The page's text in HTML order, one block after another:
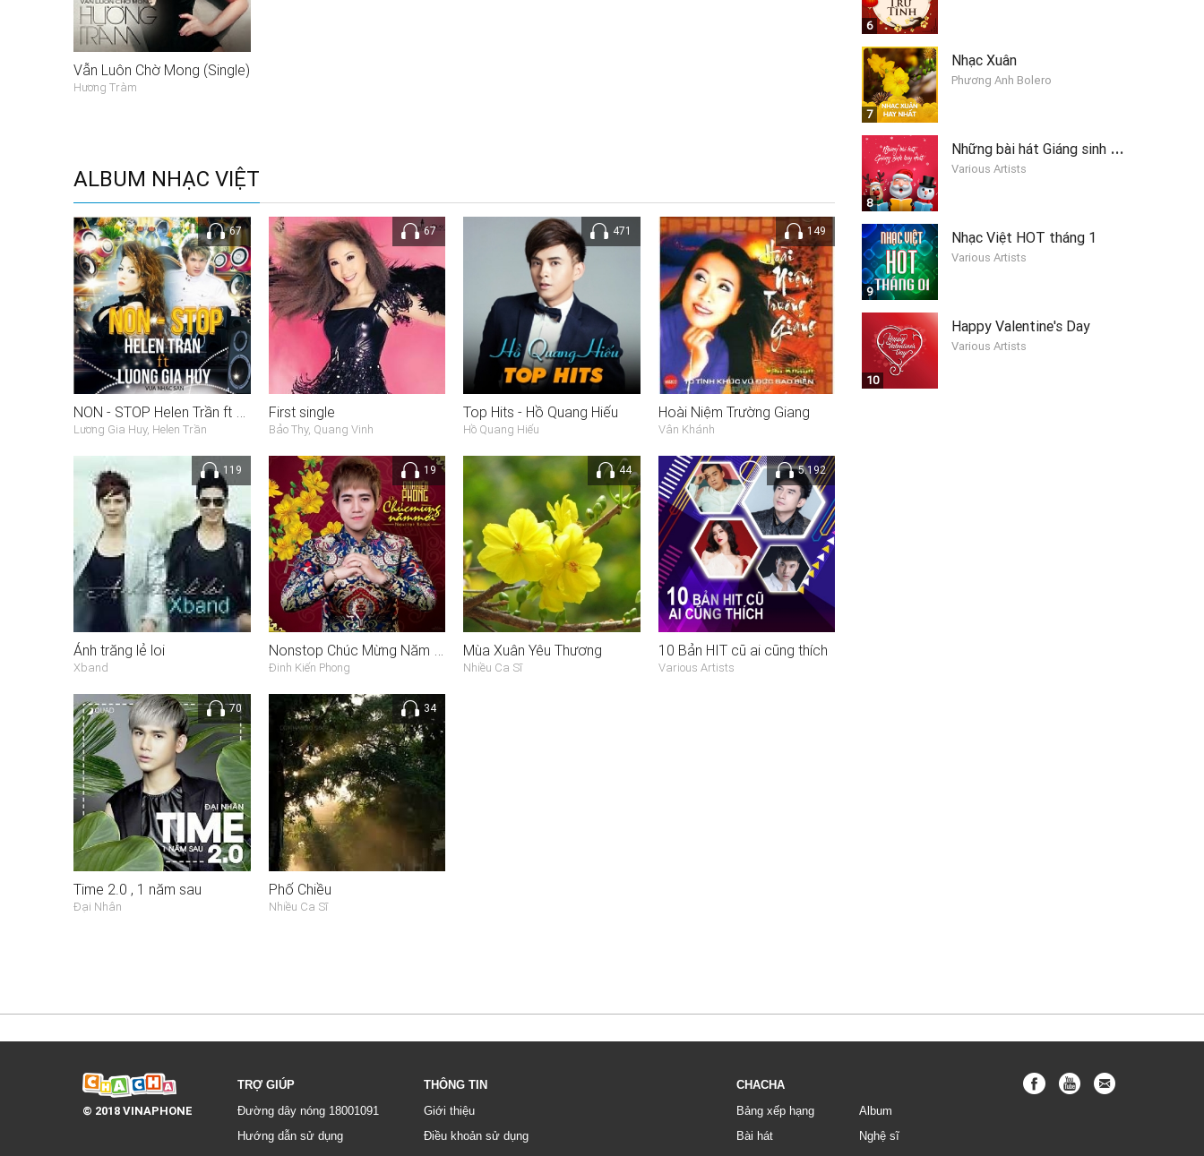
Vẫn Luôn Chờ Mong (Single)
Hương Tràm
ALBUM NHẠC VIỆT
67
Lương Gia Huy, Helen Trần
67
First single
Bảo Thy, Quang Vinh
471
Top Hits - Hồ Quang Hiếu
Hồ Quang Hiếu
149
Hoài Niệm Trường Giang
Vân Khánh
119
Ánh trăng lẻ loi
Xband
19
Nonstop Chúc Mừng Năm Mới (Single)
Đinh Kiến Phong
44
Mùa Xuân Yêu Thương
Nhiều Ca Sĩ
5.192
10 Bản HIT cũ ai cũng thích
Various Artists
70
Time 2.0 , 1 năm sau
Đại Nhân
34
Phố Chiều
Nhiều Ca Sĩ
6
7
Nhạc Xuân
Phương Anh Bolero
8
N
hững bài hát Giáng sinh hay nhất 2019
Various Artists
9
Nhạc Việt HOT tháng 1
Various Artists
10
Happy Valentine's Day
Various Artists
© 2018 VINAPHONE
TRỢ GIÚP
Đường dây nóng 18001091
Hướng dẫn sử dụng
THÔNG TIN
Giới thiệu
Điều khoản sử dụng
CHACHA
Bảng xếp hạng
Bài hát
Album
Nghệ sĩ